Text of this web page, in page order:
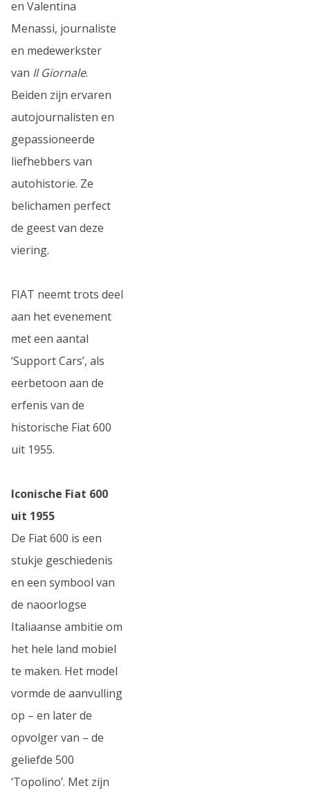
en Valentina
Menassi, journaliste
en medewerkster
van Il Giornale.
Beiden zijn ervaren
autojournalisten en
gepassioneerde
liefhebbers van
autohistorie. Ze
belichamen perfect
de geest van deze
viering.
FIAT neemt trots deel
aan het evenement
met een aantal
‘Support Cars’, als
eerbetoon aan de
erfenis van de
historische Fiat 600
uit 1955.
Iconische Fiat 600
uit 1955
De Fiat 600 is een
stukje geschiedenis
en een symbool van
de naoorlogse
Italiaanse ambitie om
het hele land mobiel
te maken. Het model
vormde de aanvulling
op – en later de
opvolger van – de
geliefde 500
‘Topolino’. Met zijn